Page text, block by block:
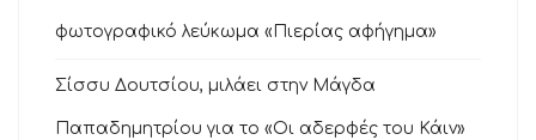
φωτογραφικό λεύκωμα «Πιερίας αφήγημα»
Σίσσυ Δουτσίου, μιλάει στην Μάγδα
Παπαδημητρίου για το «Οι αδερφές του Κάιν»